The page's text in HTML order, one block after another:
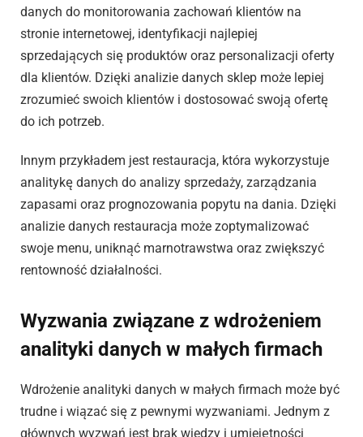
danych do monitorowania zachowań klientów na
stronie internetowej, identyfikacji najlepiej
sprzedających się produktów oraz personalizacji oferty
dla klientów. Dzięki analizie danych sklep może lepiej
zrozumieć swoich klientów i dostosować swoją ofertę
do ich potrzeb.
Innym przykładem jest restauracja, która wykorzystuje
analitykę danych do analizy sprzedaży, zarządzania
zapasami oraz prognozowania popytu na dania. Dzięki
analizie danych restauracja może zoptymalizować
swoje menu, uniknąć marnotrawstwa oraz zwiększyć
rentowność działalności.
Wyzwania związane z wdrożeniem
analityki danych w małych firmach
Wdrożenie analityki danych w małych firmach może być
trudne i wiązać się z pewnymi wyzwaniami. Jednym z
głównych wyzwań jest brak wiedzy i umiejętności